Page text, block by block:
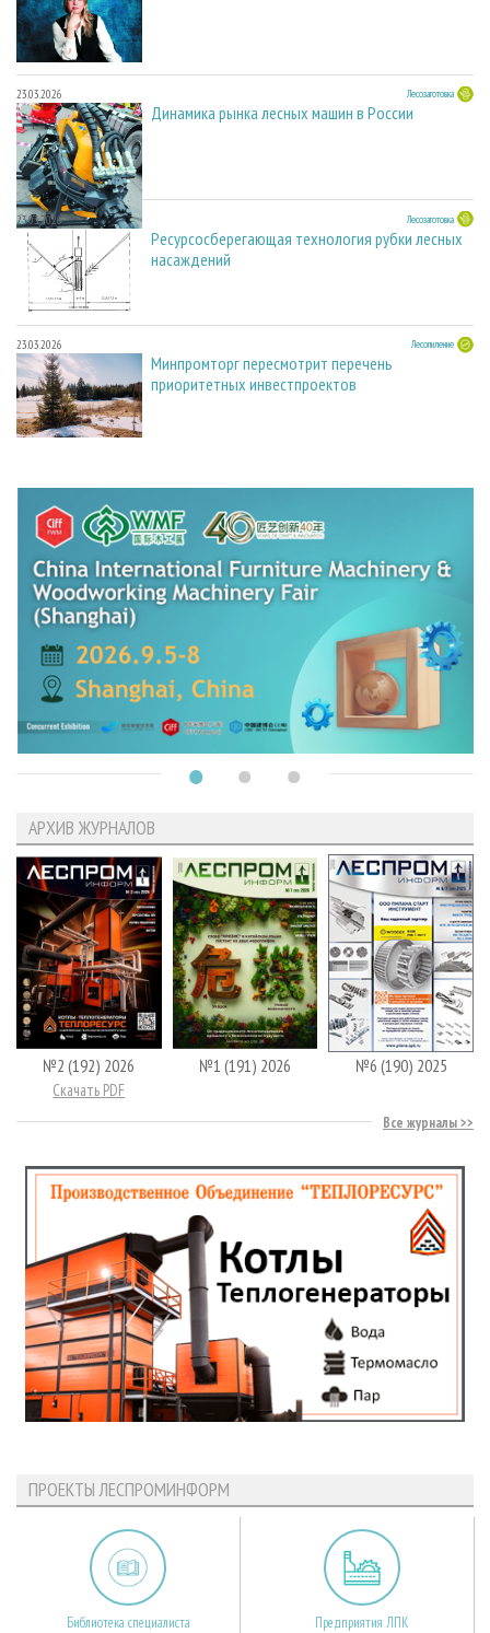
23.03.2026 Лесозаготовка
Динамика рынка лесных машин в России
23.03.2026 Лесозаготовка
Ресурсосберегающая технология рубки лесных
насаждений
23.03.2026 Лесопиление
Минпромторг пересмотрит перечень
приоритетных инвестпроектов
АРХИВ ЖУРНАЛОВ
№2 (192) 2026
Скачать PDF
№1 (191) 2026 №6 (190) 2025
Все журналы
ПРОЕКТЫ ЛЕСПРОМИНФОРМ
Библиотека специалиста Предприятия ЛПК